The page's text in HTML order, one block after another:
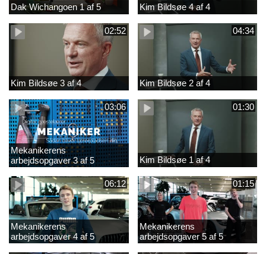
Dak Wichangoen 1 af 5 Kim Bildsøe 4 af 4
02:52
Kim Bildsøe 3 af 4
04:34
Kim Bildsøe 2 af 4
03:06
Mekanikerens
arbejdsopgaver 3 af 5
(lærepladssøgning)
01:30
Kim Bildsøe 1 af 4
06:12
Mekanikerens
arbejdsopgaver 4 af 5
(Frederik Vesti)
01:15
Mekanikerens
arbejdsopgaver 5 af 5
(Frederik Vesti)